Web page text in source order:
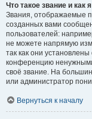
Что такое звание и как
Звания, отображаемые
созданных вами
пользователей:
не можете напрямую
так как они
конференцию
своё звание. На
или администратор
Вернуться к началу